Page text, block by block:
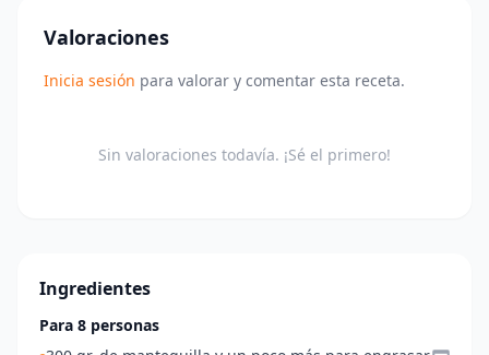
Valoraciones
Inicia sesión para valorar y comentar esta receta.
Sin valoraciones todavía. ¡Sé el primero!
Ingredientes
Para 8 personas